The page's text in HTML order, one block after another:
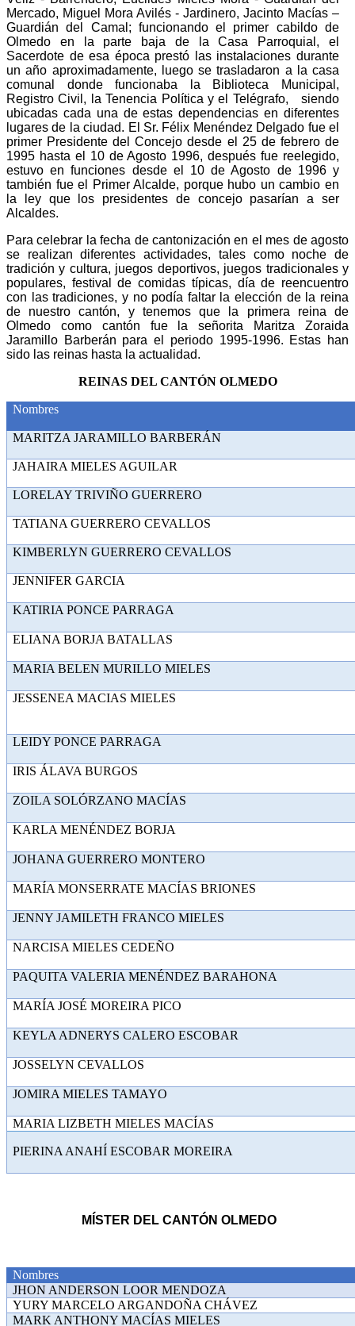
Mercado, Miguel Mora Avilés - Jardinero, Jacinto Macías –
Guardián del Camal; funcionando el primer cabildo de
Olmedo en la parte baja de la Casa Parroquial, el
Sacerdote de esa época prestó las instalaciones durante
un año aproximadamente, luego se trasladaron a la casa
comunal donde funcionaba la Biblioteca Municipal,
Registro Civil, la Tenencia Política y el Telégrafo, siendo
ubicadas cada una de estas dependencias en diferentes
lugares de la ciudad. El Sr. Félix Menéndez Delgado fue el
primer Presidente del Concejo desde el 25 de febrero de
1995 hasta el 10 de Agosto 1996, después fue reelegido,
estuvo en funciones desde el 10 de Agosto de 1996 y
también fue el Primer Alcalde, porque hubo un cambio en
la ley que los presidentes de concejo pasarían a ser
Alcaldes.
Para celebrar la fecha de cantonización en el mes de agosto
se realizan diferentes actividades, tales como noche de
tradición y cultura, juegos deportivos, juegos tradicionales y
populares, festival de comidas típicas, día de reencuentro
con las tradiciones, y no podía faltar la elección de la reina
de nuestro cantón, y tenemos que la primera reina de
Olmedo como cantón fue la señorita Maritza Zoraida
Jaramillo Barberán para el periodo 1995-1996. Estas han
sido las reinas hasta la actualidad.
REINAS DEL CANTÓN OLMEDO
Nombres
MARITZA JARAMILLO
JAHAIRA MIELES
LORELAY TRIVIÑO
TATIANA GUERRERO
KIMBERLYN GUERRERO
JENNIFER
KATIRIA PONCE
ELIANA BORJA
MARIA BELEN MURILLO
JESSENEA MACIAS
LEIDY PONCE
IRIS ÁLAVA
ZOILA SOLÓRZANO
KARLA MENÉNDEZ
JOHANA GUERRERO
MARÍA MONSERRATE MACÍAS
JENNY JAMILETH FRANCO
NARCISA MIELES
PAQUITA VALERIA MENÉNDEZ
MARÍA JOSÉ
KEYLA ADNERYS CALERO
JOSSELYN
JOMIRA MIELES
MARIA LIZBETH MIELES MACÍAS
PIERINA ANAHÍ ESCOBAR MOREIRA
MÍSTER DEL CANTÓN OLMEDO
Nombres
JHON ANDERSON LOOR MENDOZA
YURY MARCELO ARGANDOÑA CHÁVEZ
MARK ANTHONY MACÍAS MIELES